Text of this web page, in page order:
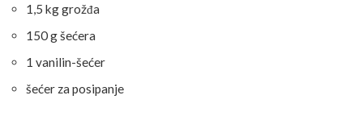
1,5 kg grožđa
150 g šećera
1 vanilin-šećer
šećer za posipanje